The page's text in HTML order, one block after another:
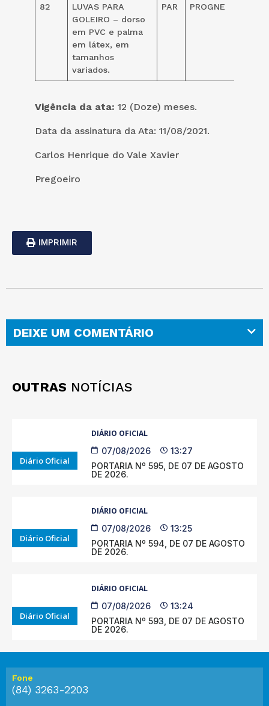
82
LUVAS PARA
GOLEIRO – dorso
em PVC e palma
em látex, em
tamanhos
variados.
PAR PROGNE
Vigência da ata: 12 (Doze) meses.
Data da assinatura da Ata: 11/08/2021.
Carlos Henrique do Vale Xavier
Pregoeiro
IMPRIMIR
DEIXE UM COMENTÁRIO
OUTRAS NOTÍCIAS
Diário Oficial
DIÁRIO OFICIAL
07/08/2026
13:27
PORTARIA Nº 595, DE 07 DE AGOSTO
DE 2026.
Diário Oficial
DIÁRIO OFICIAL
07/08/2026
13:25
PORTARIA Nº 594, DE 07 DE AGOSTO
DE 2026.
Diário Oficial
DIÁRIO OFICIAL
07/08/2026
13:24
PORTARIA Nº 593, DE 07 DE AGOSTO
DE 2026.
Fone
(84) 3263-2203